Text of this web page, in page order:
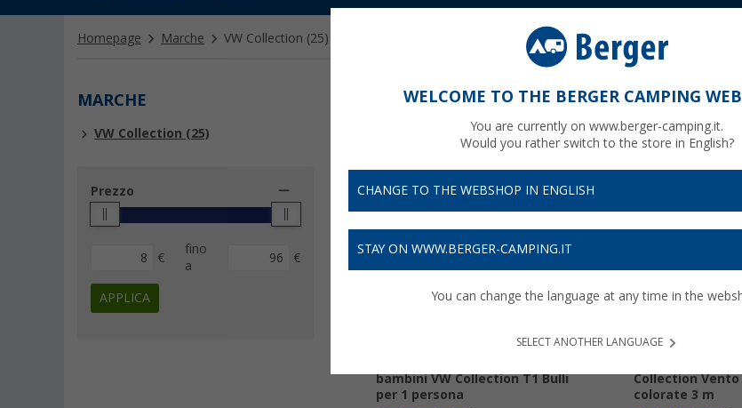
Homepage Marche VW Collection (25)
MARCHE
VW Collection (25)
Prezzo
€
fino
a
€
APPLICA
VW COLLECTION
bambini VW Collection T1 Bulli
per 1 persona
Collection Vento
colorate 3 m
WELCOME TO THE BERGER CAMPING
You are currently on www.berger-camping.it.
Would you rather switch to the store in English?
CHANGE TO THE WEBSHOP IN ENGLISH
STAY ON WWW.BERGER-CAMPING.IT
You can change the language at any time in the
SELECT ANOTHER LANGUAGE